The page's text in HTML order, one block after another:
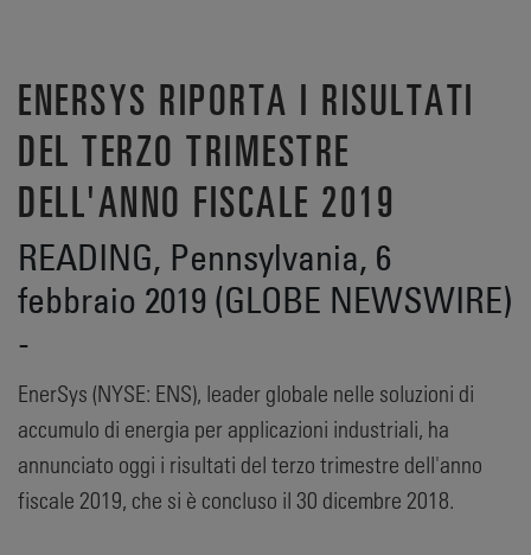
ENERSYS RIPORTA I RISULTATI
DEL TERZO TRIMESTRE
DELL'ANNO FISCALE 2019
READING, Pennsylvania, 6
febbraio 2019 (GLOBE NEWSWIRE)
-
EnerSys (NYSE: ENS), leader globale nelle soluzioni di
accumulo di energia per applicazioni industriali, ha
annunciato oggi i risultati del terzo trimestre dell'anno
fiscale 2019, che si è concluso il 30 dicembre 2018.